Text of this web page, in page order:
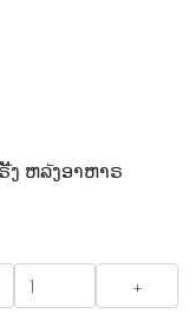
ງ ຫລัງອາຫາຣ
+